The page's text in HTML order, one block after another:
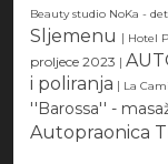
Beauty studio NoKa -
Sljemenu | Hotel
proljece 2023 |
i poliranja | La
''Barossa'' -
Autopraonica